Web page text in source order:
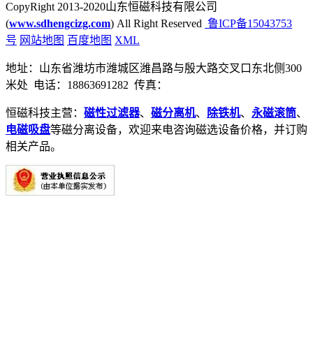
CopyRight 2013-2020山东恒磁科技有限公司
(www.sdhengcizg.com) All Right Reserved 鲁ICP备15043753
号 网站地图 百度地图 XML
地址：山东省潍坊市潍城区潍昌路与殷大路交叉口东北侧300
米处 电话：18863691282 传真：
恒磁科技主营： 磁性过滤器、 磁分离机、 除铁机、 永磁滚筒、
电磁吸盘等磁分离设备，欢迎来电咨询磁选设备价格，并订购
相关产品。